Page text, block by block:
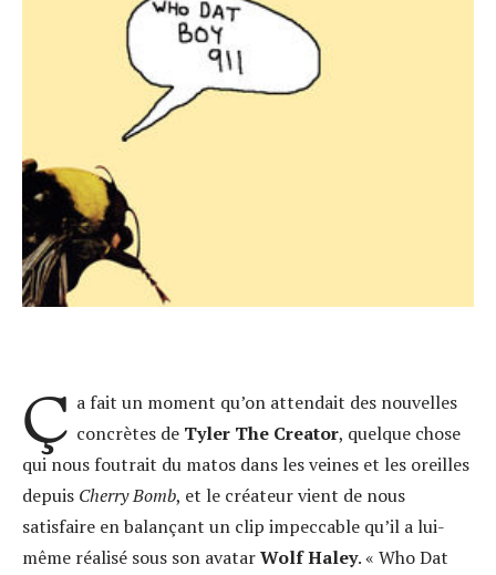
Ç a fait un moment qu’on attendait des nouvelles
concrètes deTyler The Creator, quelque chose
qui nous foutrait du matos dans les veines et les oreilles
depuis Cherry Bomb, et le créateur vient de nous
satisfaire en balançant un clip impeccable qu’il a lui-
même réalisé sous son avatarWolf Haley. « Who Dat